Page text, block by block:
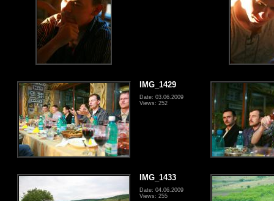
IMG_1429
Date: 03.06.2009
Views: 252
IMG_1433
Date: 04.06.2009
Views: 255